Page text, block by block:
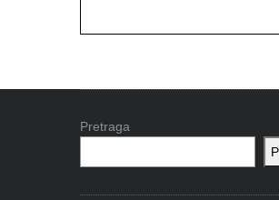
Pretraga